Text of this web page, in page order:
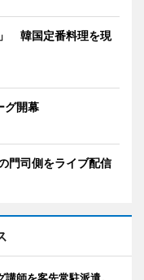
韓国定番料理を現
グ開幕
門司側をライブ配信